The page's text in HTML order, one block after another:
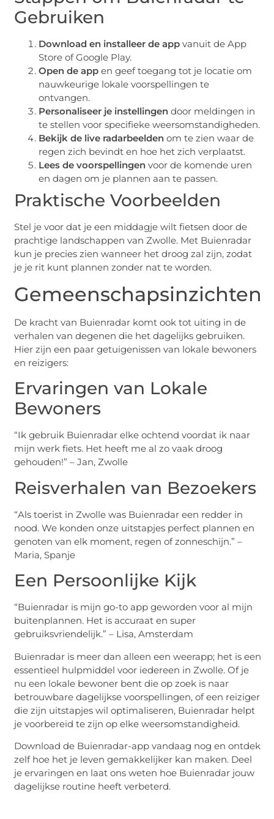
Gebruiken
Download en installeer de app vanuit de App
Store of Google Play.
Open de app en geef toegang tot je locatie om
nauwkeurige lokale voorspellingen te
ontvangen.
Personaliseer je instellingen door meldingen in
te stellen voor specifieke weersomstandigheden.
Bekijk de live radarbeelden om te zien waar de
regen zich bevindt en hoe het zich verplaatst.
Lees de voorspellingen voor de komende uren
en dagen om je plannen aan te passen.
Praktische Voorbeelden
Stel je voor dat je een middagje wilt fietsen door de
prachtige landschappen van Zwolle. Met Buienradar
kun je precies zien wanneer het droog zal zijn, zodat
je je rit kunt plannen zonder nat te worden.
Gemeenschapsinzichten
De kracht van Buienradar komt ook tot uiting in de
verhalen van degenen die het dagelijks gebruiken.
Hier zijn een paar getuigenissen van lokale bewoners
en reizigers:
Ervaringen van Lokale
Bewoners
“Ik gebruik Buienradar elke ochtend voordat ik naar
mijn werk fiets. Het heeft me al zo vaak droog
gehouden!” – Jan, Zwolle
Reisverhalen van Bezoekers
“Als toerist in Zwolle was Buienradar een redder in
nood. We konden onze uitstapjes perfect plannen en
genoten van elk moment, regen of zonneschijn.” –
Maria, Spanje
Een Persoonlijke Kijk
“Buienradar is mijn go-to app geworden voor al mijn
buitenplannen. Het is accuraat en super
gebruiksvriendelijk.” – Lisa, Amsterdam
Buienradar is meer dan alleen een weerapp; het is een
essentieel hulpmiddel voor iedereen in Zwolle. Of je
nu een lokale bewoner bent die op zoek is naar
betrouwbare dagelijkse voorspellingen, of een reiziger
die zijn uitstapjes wil optimaliseren, Buienradar helpt
je voorbereid te zijn op elke weersomstandigheid.
Download de Buienradar-app vandaag nog en ontdek
zelf hoe het je leven gemakkelijker kan maken. Deel
je ervaringen en laat ons weten hoe Buienradar jouw
dagelijkse routine heeft verbeterd.